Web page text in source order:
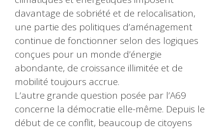
davantage de sobriété et de relocalisation,
une partie des politiques d’aménagement
continue de fonctionner selon des logiques
conçues pour un monde d’énergie
abondante, de croissance illimitée et de
mobilité toujours accrue.
L’autre grande question posée par l’A69
concerne la démocratie elle-même. Depuis le
début de ce conflit, beaucoup de citoyens